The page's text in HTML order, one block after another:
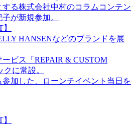
る株式会社中村のコラムコンテン
が新規参加。
HANSENなどのブランドを展
ビス「REPAIR & CUSTOM
に常設。
加した、ローンチイベント当日を